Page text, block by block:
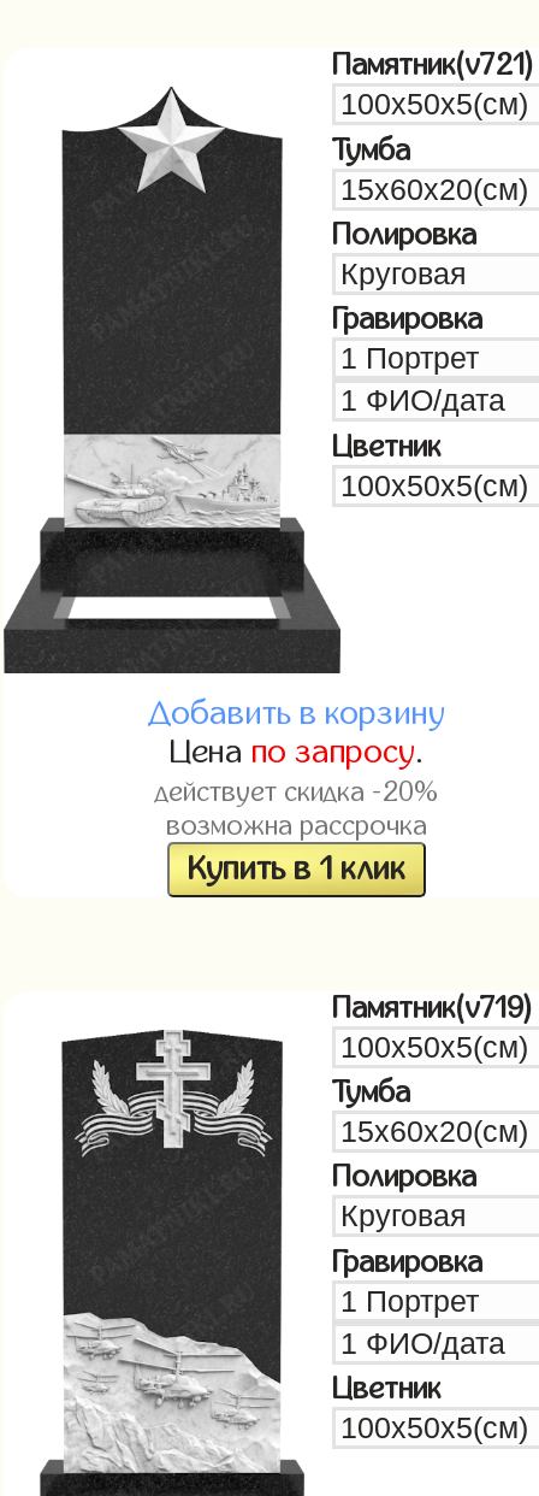
Памятник(v721)
Тумба
Полировка
Гравировка
Цветник
Добавить в корзину
Цена по запросу.
действует скидка -20%
возможна рассрочка
Купить в 1 клик
Памятник(v719)
Тумба
Полировка
Гравировка
Цветник